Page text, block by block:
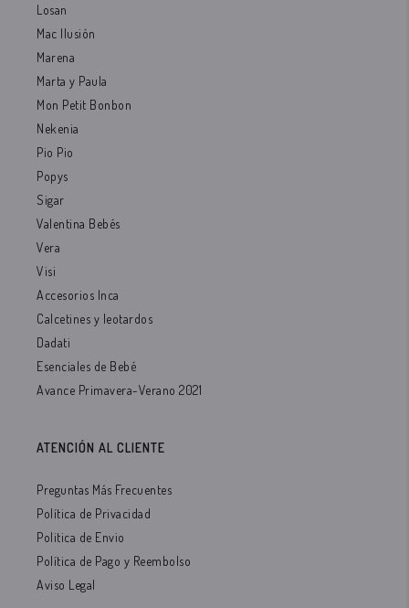
Losan
Mac Ilusión
Marena
Marta y Paula
Mon Petit Bonbon
Nekenia
Pio Pio
Popys
Sigar
Valentina Bebés
Vera
Visi
Accesorios Inca
Calcetines y leotardos
Dadati
Esenciales de Bebé
Avance Primavera-Verano 2021
ATENCIÓN AL CLIENTE
Preguntas Más Frecuentes
Política de Privacidad
Politica de Envio
Política de Pago y Reembolso
Aviso Legal